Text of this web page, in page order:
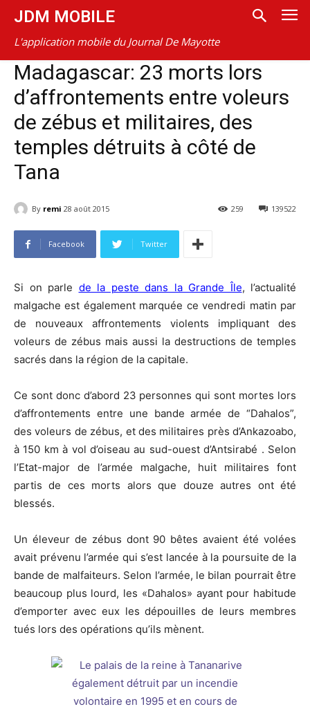
JDM MOBILE
L'application mobile du Journal De Mayotte
Madagascar: 23 morts lors
d’affrontements entre voleurs
de zébus et militaires, des
temples détruits à côté de
Tana
By remi 28 août 2015 139522
259
Facebook Twitter
Si on parle de la peste dans la Grande Île, l’actualité
malgache est également marquée ce vendredi matin par
de nouveaux affrontements violents impliquant des
voleurs de zébus mais aussi la destructions de temples
sacrés dans la région de la capitale.
Ce sont donc d’abord 23 personnes qui sont mortes lors
d’affrontements entre une bande armée de “Dahalos”,
des voleurs de zébus, et des militaires près d’Ankazoabo,
à 150 km à vol d’oiseau au sud-ouest d’Antsirabé . Selon
l’Etat-major de l’armée malgache, huit militaires font
partis de ces morts alors que douze autres ont été
blessés.
Un éleveur de zébus dont 90 bêtes avaient été volées
avait prévenu l’armée qui s’est lancée à la poursuite de la
bande de malfaiteurs. Selon l’armée, le bilan pourrait être
beaucoup plus lourd, les «Dahalos» ayant pour habitude
d’emporter avec eux les dépouilles de leurs membres
tués lors des opérations qu’ils mènent.